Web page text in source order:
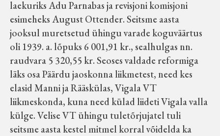
laekuriks Adu Parnabas ja revisjoni komisjoni
esimeheks August Ottender. Seitsme aasta
jooksul muretsetud ühingu varade koguväärtus
oli 1939. a. lõpuks 6 001,91 kr., sealhulgas nn.
raudvara 5 320,55 kr. Seoses valdade reformiga
läks osa Päärdu jaoskonna liikmetest, need kes
elasid Manni ja Rääskülas, Vigala VT
liikmeskonda, kuna need külad liideti Vigala valla
külge. Velise VT ühingu tuletõrjujatel tuli
seitsme aasta kestel mitmel korral võidelda ka